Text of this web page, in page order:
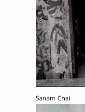
Sanam Chai